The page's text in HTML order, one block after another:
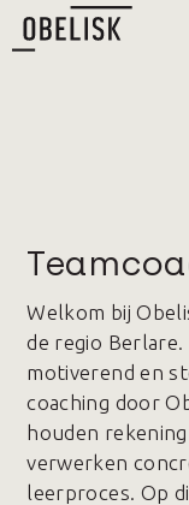
Welkom bij
de regio
motiverend en
coaching door
houden
verwerken
leerproces. Op